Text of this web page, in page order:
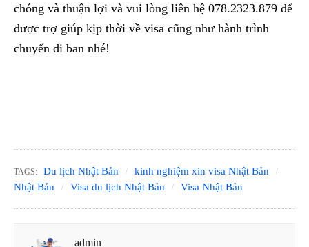
chóng và thuận lợi và vui lòng liên hệ 078.2323.879 để
được trợ giúp kịp thời về visa cũng như hành trình
chuyến đi ban nhé!
TAGS: Du lịch Nhật Bản
kinh nghiệm xin visa Nhật Bản
Nhật Bản
Visa du lịch Nhật Bản Visa Nhật Bản
admin